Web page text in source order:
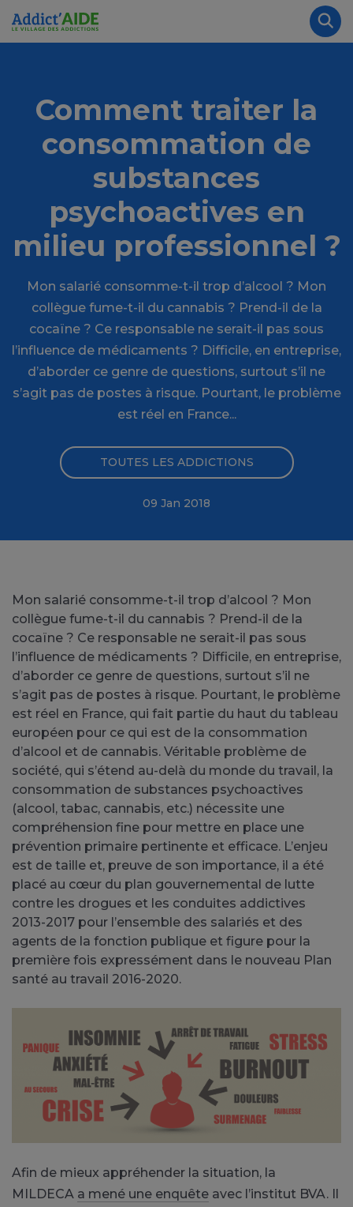
Aller au contenu principal
Comment traiter la
consommation de
substances
psychoactives en
milieu professionnel ?
Mon salarié consomme-t-il trop d’alcool ? Mon
collègue fume-t-il du cannabis ? Prend-il de la
cocaïne ? Ce responsable ne serait-il pas sous
l’influence de médicaments ? Difficile, en entreprise,
d’aborder ce genre de questions, surtout s’il ne
s’agit pas de postes à risque. Pourtant, le problème
est réel en France...
TOUTES LES ADDICTIONS
09 Jan 2018
Mon salarié consomme-t-il trop d’alcool ? Mon
collègue fume-t-il du cannabis ? Prend-il de la
cocaïne ? Ce responsable ne serait-il pas sous
l’influence de médicaments ? Difficile, en entreprise,
d’aborder ce genre de questions, surtout s’il ne
s’agit pas de postes à risque. Pourtant, le problème
est réel en France, qui fait partie du haut du tableau
européen pour ce qui est de la consommation
d’alcool et de cannabis. Véritable problème de
société, qui s’étend au-delà du monde du travail, la
consommation de substances psychoactives
(alcool, tabac, cannabis, etc.) nécessite une
compréhension fine pour mettre en place une
prévention primaire pertinente et efficace. L’enjeu
est de taille et, preuve de son importance, il a été
placé au cœur du plan gouvernemental de lutte
contre les drogues et les conduites addictives
2013-2017 pour l’ensemble des salariés et des
agents de la fonction publique et figure pour la
première fois expressément dans le nouveau Plan
santé au travail 2016-2020.
Afin de mieux appréhender la situation, la
MILDECA a mené une enquête avec l’institut BVA. Il
Panneau de gestion des cookies